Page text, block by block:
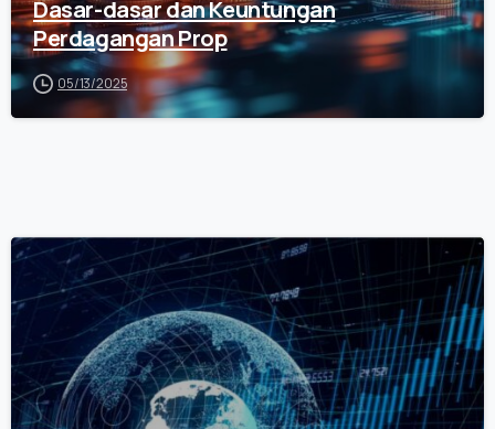
Dasar-dasar dan Keuntungan
Perdagangan Prop
05/13/2025
0